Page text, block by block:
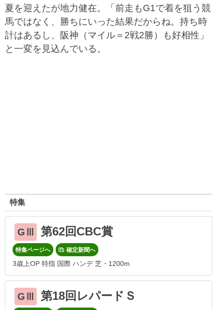
夏を迎えたが地力健在。「前走もG1で着を狙う競
馬ではなく、勝ちにいった結果だからね。持ち時
計はあるし、阪神（マイル＝2戦2勝）も好相性」
と一変を見込んでいる。
特集
GⅢ 第62回CBC賞
特集ページへ 確定新聞へ
3歳上OP 特指 国際 ハンデ 芝・1200m
GⅢ 第18回レパードＳ